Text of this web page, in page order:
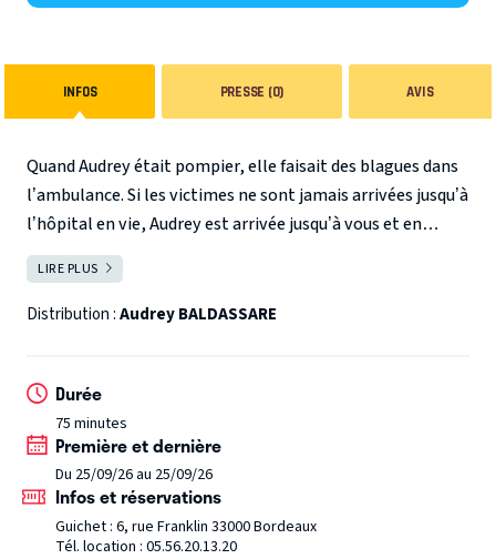
INFOS PRESSE (0) AVIS
Quand Audrey était pompier, elle faisait des blagues dans
l’ambulance.Si les victimes ne sont jamais arrivées jusqu’à
l’hôpital en vie, Audrey est arrivée jusqu’à vous et en
pleine forme. Après avoir été pompier, militaire et
chamois, elle descend de sa montagne telle une
humoriste non conformiste pour vous emmener faire du
Le Saviez-vous ?
Audrey a participé à :
Génération Paname à la Cigale France TV
Pride Comedy Show sur Comédie+
LIRE PLUS
Distribution :Audrey BALDASSARE
Durée
75 minutes
Première et dernière
Du 25/09/26 au 25/09/26
Infos et réservations
Guichet : 6, rue Franklin 33000 Bordeaux
Tél. location : 05.56.20.13.20